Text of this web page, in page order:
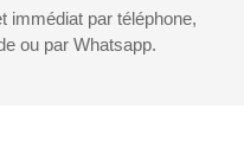
immédiat par téléphone,
ou par Whatsapp.